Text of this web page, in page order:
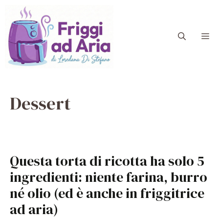
contenuto
Dessert
Questa torta di ricotta ha solo 5
ingredienti: niente farina, burro
né olio (ed è anche in friggitrice
ad aria)